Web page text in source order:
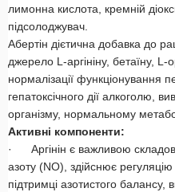
лимонна кислота, кремній
підсолоджувач.
Абертін дієтична добавка до
джерело L-аргініну, бетаїну,
нормалізації функціонування
гепатоксічного дії алкоголю,
організму, нормальному
Активні компоненти:
· Аргінін є важливою
азоту (NO), здійснює
підтримці азотистого